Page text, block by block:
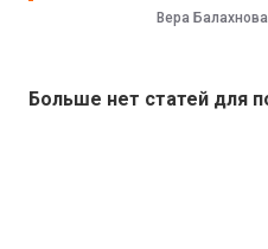
Вера Балахнова
Больше нет статей для